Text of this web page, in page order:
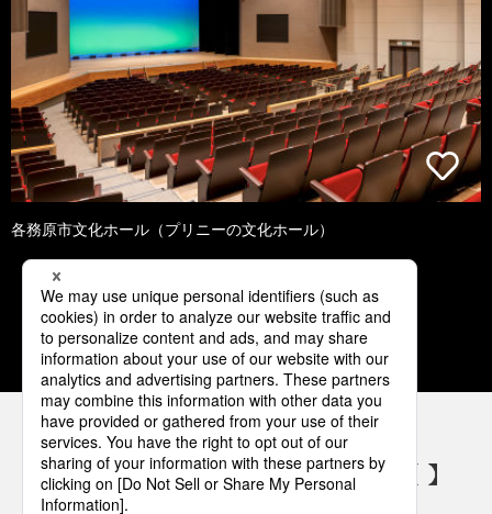
各務原市文化ホール（プリニーの文化ホール）
1 2 3 4 5
パナソニックの電気設備 SNSアカウント